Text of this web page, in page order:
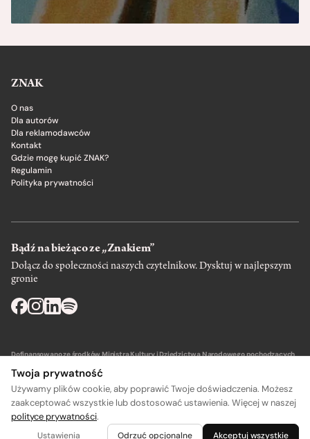
ZNAK
O nas
Dla autorów
Dla reklamodawców
Kontakt
Gdzie mogę kupić ZNAK?
Regulamin
Polityka prywatności
Bądź na bieżąco ze „Znakiem”
Dołącz do społeczności naszych czytelnikow. Dysktuj w najlepszym
gronie
Dofinansowano ze środków Ministra Kultury i Dziedzictwa Narodowego pochodzących
Wydawca: SIW Znak w Krakowie
Twoja prywatność
Używamy plików cookie, aby poprawić Twoje doświadczenia. Możesz
zaakceptować wszystkie lub dostosować ustawienia. Więcej w naszej
polityce prywatności.
Ustawienia Odrzuć opcjonalne Akceptuj wszystkie